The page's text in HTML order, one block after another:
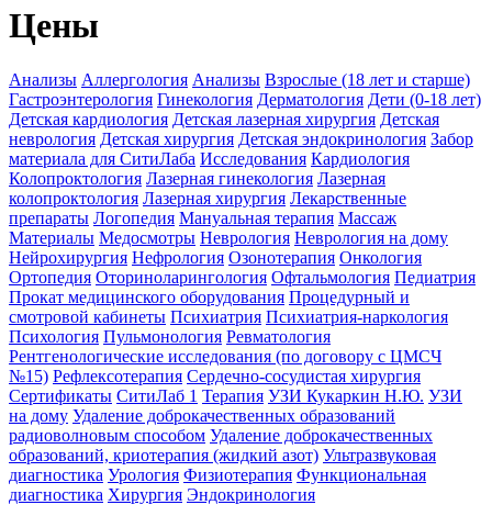
Цены
Анализы Аллергология Анализы Взрослые (18 лет и старше)
Гастроэнтерология Гинекология Дерматология Дети (0-18 лет)
Детская кардиология Детская лазерная хирургия Детская
неврология Детская хирургия Детская эндокринология Забор
материала для СитиЛаба Исследования Кардиология
Колопроктология Лазерная гинекология Лазерная
колопроктология Лазерная хирургия Лекарственные
препараты Логопедия Мануальная терапия Массаж
Материалы Медосмотры Неврология Неврология на дому
Нейрохирургия Нефрология Озонотерапия Онкология
Ортопедия Оториноларингология Офтальмология Педиатрия
Прокат медицинского оборудования Процедурный и
смотровой кабинеты Психиатрия Психиатрия-наркология
Психология Пульмонология Ревматология
Рентгенологические исследования (по договору с ЦМСЧ
№15) Рефлексотерапия Сердечно-сосудистая хирургия
Сертификаты СитиЛаб 1 Терапия УЗИ Кукаркин Н.Ю. УЗИ
на дому Удаление доброкачественных образований
радиоволновым способом Удаление доброкачественных
образований, криотерапия (жидкий азот) Ультразвуковая
диагностика Урология Физиотерапия Функциональная
диагностика Хирургия Эндокринология